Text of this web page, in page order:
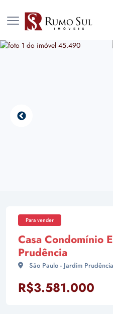
Para vender
Casa Condomínio
Prudência
São Paulo - Jardim Prudência
R$3.581.000